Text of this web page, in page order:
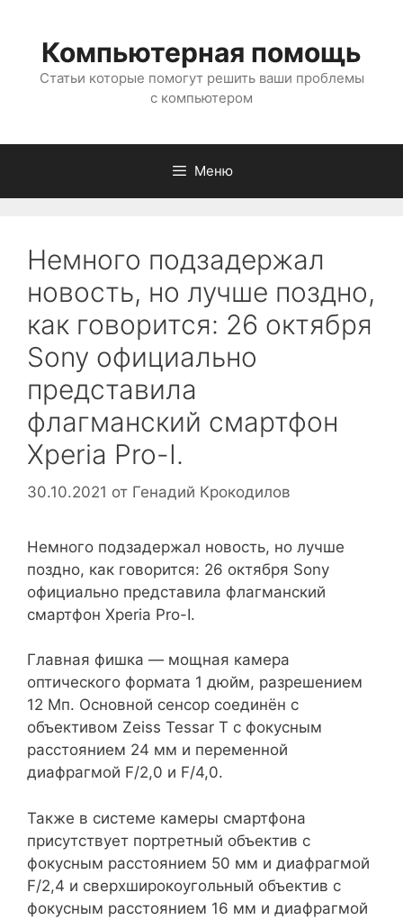
содержимому
Компьютерная помощь
Статьи которые помогут решить ваши проблемы
с компьютером
Меню
Немного подзадержал
новость, но лучше поздно,
как говорится: 26 октября
Sony официально
представила
флагманский смартфон
Xperia Pro-I.
30.10.2021 от Генадий Крокодилов
Немного подзадержал новость, но лучше
поздно, как говорится: 26 октября Sony
официально представила флагманский
смартфон Xperia Pro-I.
Главная фишка — мощная камера
оптического формата 1 дюйм, разрешением
12 Мп. Основной сенсор соединён с
объективом Zeiss Tessar T с фокусным
расстоянием 24 мм и переменной
диафрагмой F/2,0 и F/4,0.
Также в системе камеры смартфона
присутствует портретный объектив с
фокусным расстоянием 50 мм и диафрагмой
F/2,4 и сверхширокоугольный объектив с
фокусным расстоянием 16 мм и диафрагмой